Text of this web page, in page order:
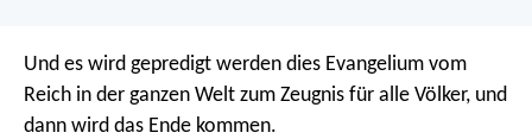
Und es wird gepredigt werden dies Evangelium vom
Reich in der ganzen Welt zum Zeugnis für alle Völker, und
dann wird das Ende kommen.